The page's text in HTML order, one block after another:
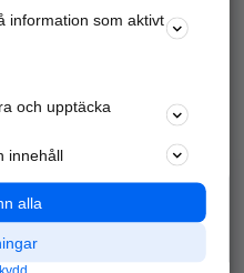
nära dig.
Populära sökningar
Annonsera
Integritet
Nödnummer
information som aktivt
och upptäcka
innehåll
alla